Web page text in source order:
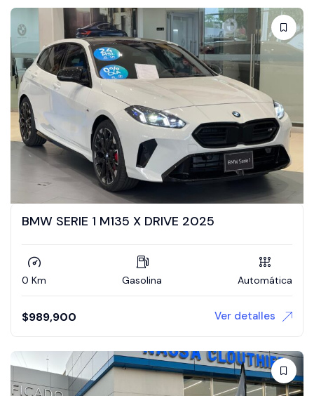
BMW SERIE 1 M135 X DRIVE 2025
0 Km Gasolina Automática
$989,900 Ver detalles